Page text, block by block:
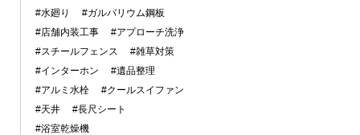
#水廻り
#ガルバリウム鋼板
#店舗内装工事
#アプローチ洗浄
#スチールフェンス
#雑草対策
#インターホン
#遺品整理
#アルミ水栓
#クールスイファン
#天井
#長尺シート
#浴室乾燥機